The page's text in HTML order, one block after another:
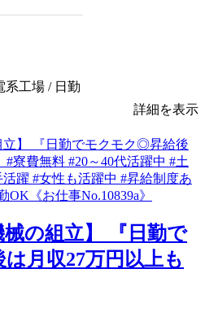
系工場 / 日勤
詳細を表示
械の組立】 『日勤で
月収27万円以上も